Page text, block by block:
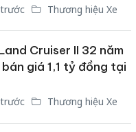
Thương hiệu Xe
Cruiser II 32 năm
giá 1,1 tỷ đồng tại
Thương hiệu Xe